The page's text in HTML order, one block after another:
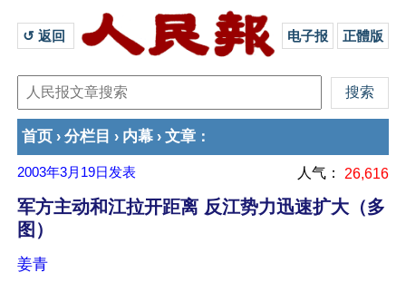
↺ 返回 电子报 正體版
首页 › 分栏目 › 内幕 › 文章 ：
2003年3月19日 发表 人气： 26,616
军方主动和江拉开距离 反江势力迅速扩大（多
图）
姜青